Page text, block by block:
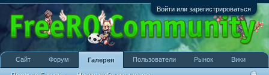
Войти или зарегистрироваться
Сайт Форум Галерея Пользователи Рынок Вики